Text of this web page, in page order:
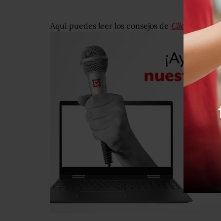
Aquí puedes leer los consejos de Click